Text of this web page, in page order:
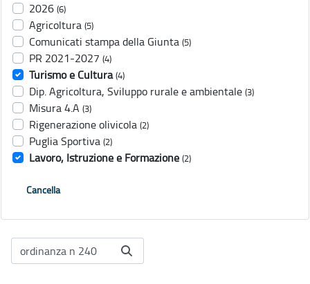
2026 (6)
Agricoltura (5)
Comunicati stampa della Giunta (5)
PR 2021-2027 (4)
Turismo e Cultura (4)
Dip. Agricoltura, Sviluppo rurale e ambientale (3)
Misura 4.A (3)
Rigenerazione olivicola (2)
Puglia Sportiva (2)
Lavoro, Istruzione e Formazione (2)
Cancella